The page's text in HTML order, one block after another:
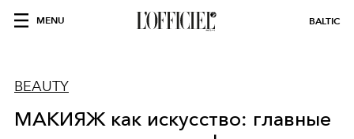
MENU BALTIC
BEAUTY
МАКИЯЖ как искусство: главные